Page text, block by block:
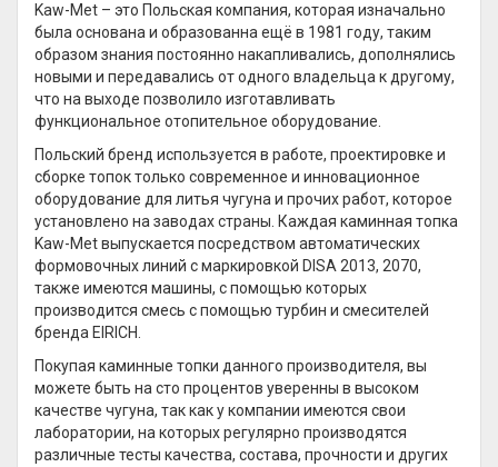
Kaw-Met – это Польская компания, которая изначально
была основана и образованна ещё в 1981 году, таким
образом знания постоянно накапливались, дополнялись
новыми и передавались от одного владельца к другому,
что на выходе позволило изготавливать
функциональное отопительное оборудование.
Польский бренд используется в работе, проектировке и
сборке топок только современное и инновационное
оборудование для литья чугуна и прочих работ, которое
установлено на заводах страны. Каждая каминная топка
Kaw-Met выпускается посредством автоматических
формовочных линий с маркировкой DISA 2013, 2070,
также имеются машины, с помощью которых
производится смесь с помощью турбин и смесителей
бренда EIRICH.
Покупая каминные топки данного производителя, вы
можете быть на сто процентов уверенны в высоком
качестве чугуна, так как у компании имеются свои
лаборатории, на которых регулярно производятся
различные тесты качества, состава, прочности и других